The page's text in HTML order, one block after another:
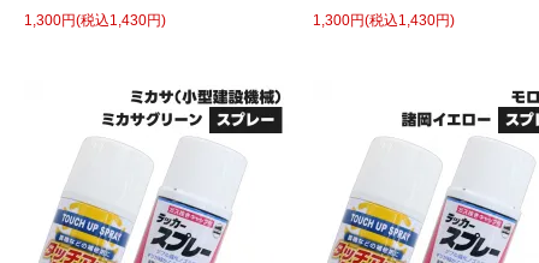
1,300円(税込1,430円)
1,300円(税込1,430円)